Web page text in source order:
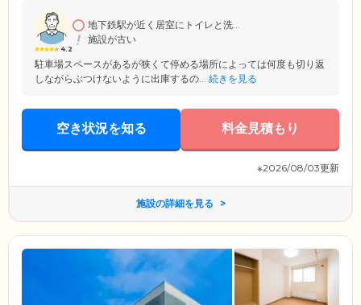
ー構造の快適な住まいで、新生活をお楽しみください。
4.2
地下鉄駅が近く居室にトイレと洗...
施設が古い
駐車場スペースがあるが狭くて停める場所によっては何度も切り返
しながらぶつけないように出庫するの... 続きを見る
空き状況を知る 料金見積もり
※2026/08/03更新
施設の詳細を見る